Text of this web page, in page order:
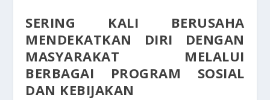
SERING KALI BERUSAHA
MENDEKATKAN DIRI DENGAN
MASYARAKAT MELALUI
BERBAGAI PROGRAM SOSIAL
DAN KEBIJAKAN